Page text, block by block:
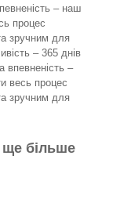
– наш
процес
зручним для
– 365 днів
впевненість –
весь процес
зручним для
більше